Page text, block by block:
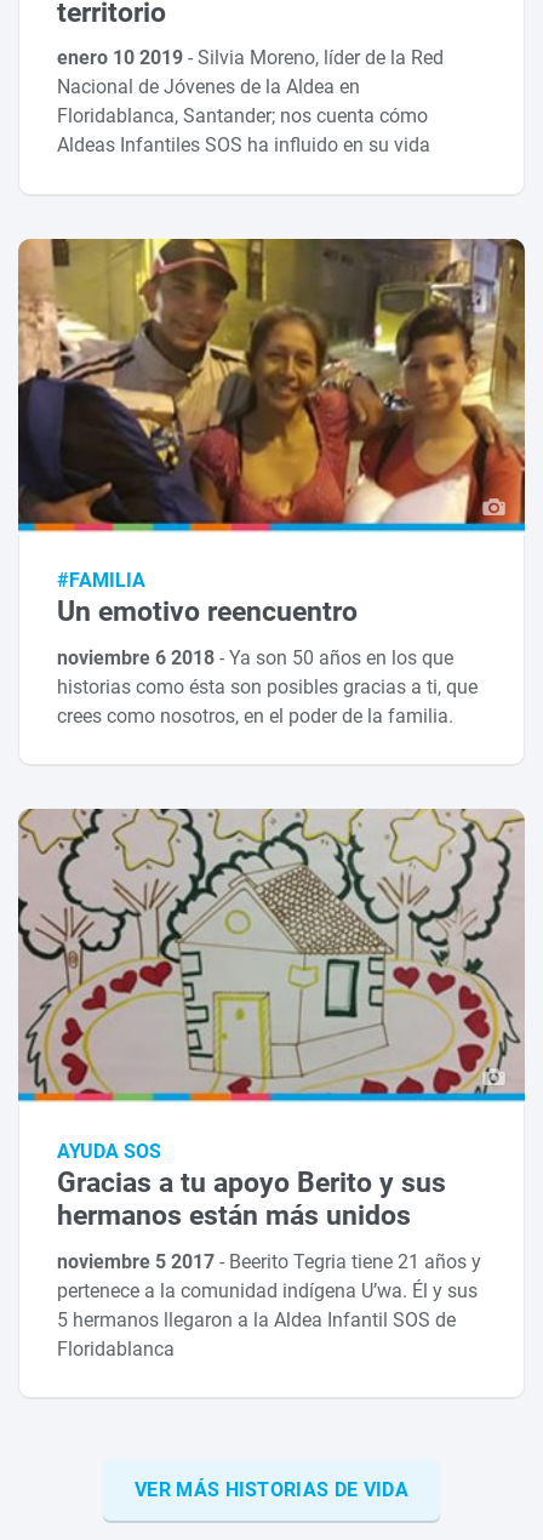
territorio
enero 10 2019-Silvia Moreno, líder de la Red
Nacional de Jóvenes de la Aldea en
Floridablanca, Santander; nos cuenta cómo
Aldeas Infantiles SOS ha influido en su vida
#FAMILIA
Un emotivo reencuentro
noviembre 6 2018-Ya son 50 años en los que
historias como ésta son posibles gracias a ti, que
crees como nosotros, en el poder de la familia.
AYUDA SOS
Gracias a tu apoyo Berito y sus
hermanos están más unidos
noviembre 5 2017- Beerito Tegria tiene 21 años y
pertenece a la comunidad indígena U’wa. Él y sus
5 hermanos llegaron a la Aldea Infantil SOS de
Floridablanca
VER MÁS HISTORIAS DE VIDA